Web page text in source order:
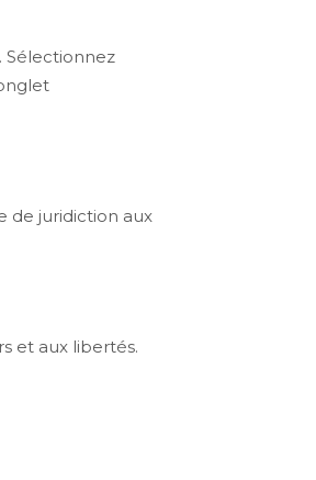
Sélectionnez
de juridiction aux
et aux libertés.